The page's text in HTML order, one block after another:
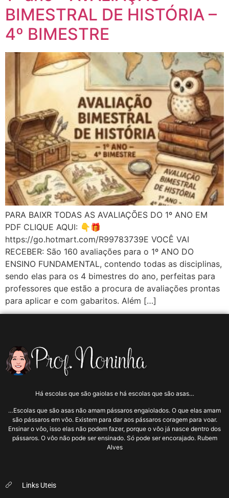
BIMESTRAL DE HISTÓRIA –
4º BIMESTRE
PARA BAIXR TODAS AS AVALIAÇÕES DO 1º ANO EM
PDF CLIQUE AQUI: 👇🎁
https://go.hotmart.com/R99783739E VOCÊ VAI
RECEBER: São 160 avaliações para o 1º ANO DO
ENSINO FUNDAMENTAL, contendo todas as disciplinas,
sendo elas para os 4 bimestres do ano, perfeitas para
professores que estão a procura de avaliações prontas
para aplicar e com gabaritos. Além […]
Há escolas que são gaiolas e há escolas que são asas…
…Escolas que são asas não amam pássaros engaiolados. O que elas amam
são pássaros em vôo. Existem para dar aos pássaros coragem para voar.
Ensinar o vôo, isso elas não podem fazer, porque o vôo já nasce dentro dos
pássaros. O vôo não pode ser ensinado. Só pode ser encorajado. Rubem
Alves
Links Uteis